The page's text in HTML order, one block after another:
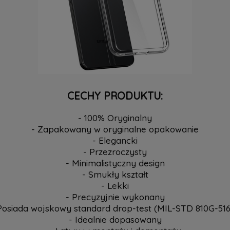
CECHY PRODUKTU:
- 100% Oryginalny
- Zapakowany w oryginalne opakowanie
- Elegancki
- Przezroczysty
- Minimalistyczny design
- Smukły kształt
- Lekki
- Precyzyjnie wykonany
wojskowy standard drop-test (MIL-STD 810G-
- Idealnie dopasowany